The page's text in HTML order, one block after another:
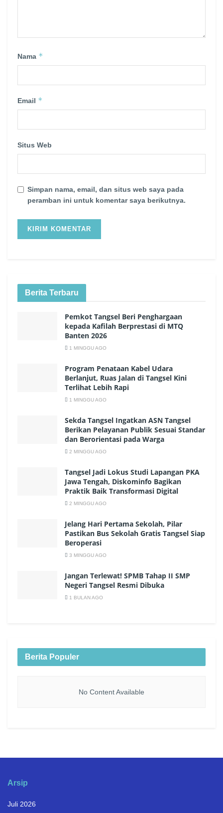
Nama *
Email *
Situs Web
Simpan nama, email, dan situs web saya pada
peramban ini untuk komentar saya berikutnya.
Berita Terbaru
Pemkot Tangsel Beri Penghargaan
kepada Kafilah Berprestasi di MTQ
Banten 2026
1 MINGGU AGO
Program Penataan Kabel Udara
Berlanjut, Ruas Jalan di Tangsel Kini
Terlihat Lebih Rapi
1 MINGGU AGO
Sekda Tangsel Ingatkan ASN Tangsel
Berikan Pelayanan Publik Sesuai Standar
dan Berorientasi pada Warga
2 MINGGU AGO
Tangsel Jadi Lokus Studi Lapangan PKA
Jawa Tengah, Diskominfo Bagikan
Praktik Baik Transformasi Digital
2 MINGGU AGO
Jelang Hari Pertama Sekolah, Pilar
Pastikan Bus Sekolah Gratis Tangsel Siap
Beroperasi
3 MINGGU AGO
Jangan Terlewat! SPMB Tahap II SMP
Negeri Tangsel Resmi Dibuka
1 BULAN AGO
Berita Populer
No Content Available
Arsip
Juli 2026